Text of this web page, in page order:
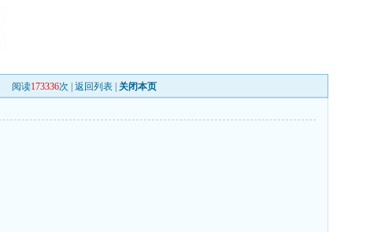
阅读173336次 | 返回列表 关闭本页